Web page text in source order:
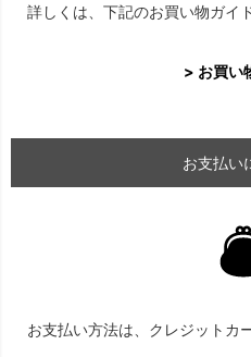
詳しくは、下記のお買い物ガイ
> お買い
お支払い
お支払い方法は、クレジットカ